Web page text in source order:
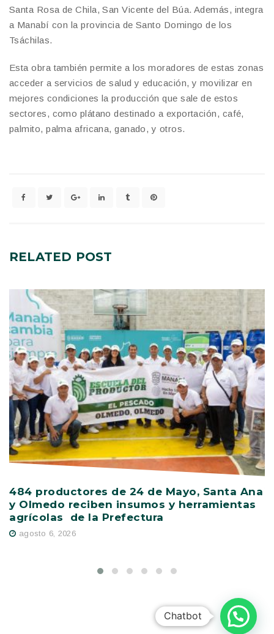
Santa Rosa de Chila, San Vicente del Búa. Además, integra
a Manabí con la provincia de Santo Domingo de los
Tsáchilas.
Esta obra también permite a los moradores de estas zonas
acceder a servicios de salud y educación, y movilizar en
mejores condiciones la producción que sale de estos
sectores, como plátano destinado a exportación, café,
palmito, palma africana, ganado, y otros.
RELATED POST
484 productores de 24 de Mayo, Santa Ana
y Olmedo reciben insumos y herramientas
agrícolas de la Prefectura
agosto 6, 2026
Chatbot